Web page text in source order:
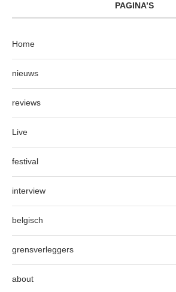
PAGINA’S
Home
nieuws
reviews
Live
festival
interview
belgisch
grensverleggers
about